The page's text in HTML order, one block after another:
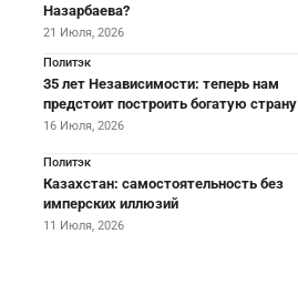
Назарбаева?
21 Июля, 2026
Политэк
35 лет Независимости: теперь нам
предстоит построить богатую страну
16 Июля, 2026
Политэк
Казахстан: самостоятельность без
имперских иллюзий
11 Июля, 2026